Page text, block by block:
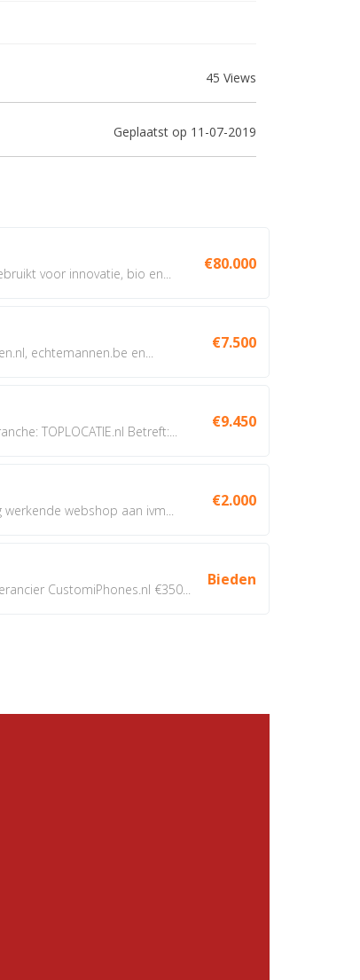
45 Views
Geplaatst op 11-07-2019
voor innovatie, bio en...
€80.000
echtemannen.be en...
€7.500
TOPLOCATIE.nl Betreft:...
€9.450
webshop aan ivm...
€2.000
CustomiPhones.nl €350...
Bieden